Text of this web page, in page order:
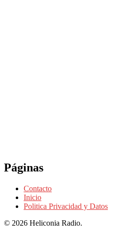
Páginas
Contacto
Inicio
Politica Privacidad y Datos
© 2026 Heliconia Radio.